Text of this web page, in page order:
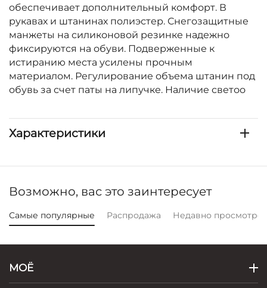
обеспечивает дополнительный комфорт. В
рукавах и штанинах полиэстер. Снегозащитные
манжеты на силиконовой резинке надежно
фиксируются на обуви. Подверженные к
истиранию места усилены прочным
материалом. Регулирование объема штанин под
обувь за счет паты на липучке. Наличие светоо
Характеристики
Возможно, вас это заинтересует
Самые популярные Распродажа Недавно
МОЁ